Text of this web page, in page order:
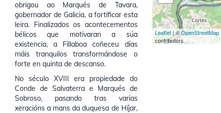
obrigou ao Marqués de Tavara,
gobernador de Galicia, a fortificar esta
leira. Finalizados os acontecementos
bélicos que motivaran a súa
existencia, a Fillaboa coñeceu días
máis tranquilos transformándose o
forte en quinta de descanso.
No século XVIII era propiedade do
Conde de Salvaterra e Marqués de
Sobroso, pasando tras varias
xeracións a mans da duquesa de Híjar,
Leaflet| ©OpenStreetMap
contributors